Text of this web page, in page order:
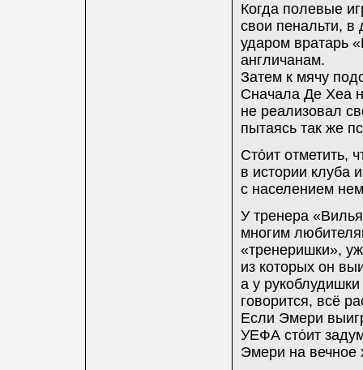
Когда полевые
свои пенальти, в
ударом вратарь
англичанам.
Затем к мячу
Сначала Де Хеа
не реализовал
пытаясь так же
Сто́ит отметить,
в истории клуба
с населением
У тренера
многим
«тренеришки»,
из которых он
а у
говорится, всё
Если Эмери
УЕФА сто́ит
Эмери на вечное